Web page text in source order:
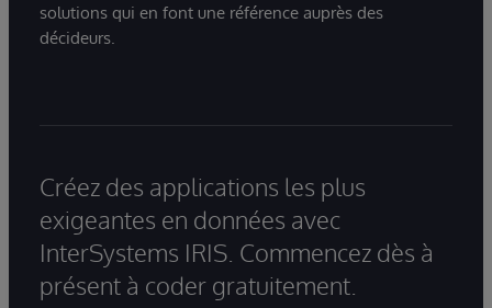
solutions qui en font une référence auprès des
décideurs.
Créez des applications les plus
exigeantes en données avec
InterSystems IRIS. Commencez dès à
présent à coder gratuitement.